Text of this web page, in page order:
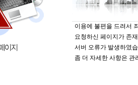
이용에 불편을 드려서
요청하신 페이지가 존
서버 오류가 발생하였
좀 더 자세한 사항은 관